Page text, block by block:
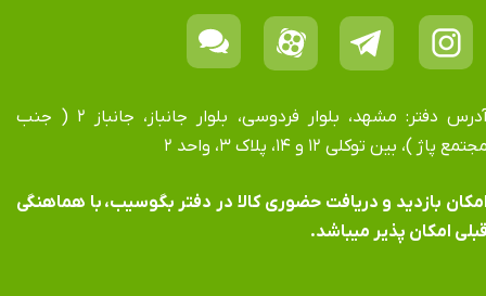
آدرس دفتر: مشهد، بلوار فردوسی، بلوار جانباز، جانباز ۲ ( جنب
پاژ )، بین توکلی ۱۲ و ۱۴، پلاک ۳، واحد ۲
بازدید و دریافت حضوری کالا در دفتر بگوسیب، با هماهنگی
امکان پذیر میباشد.